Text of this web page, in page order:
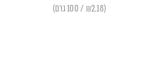
(₪2.18 / 100 גרם)